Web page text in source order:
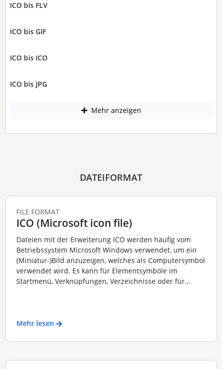
ICO bis FLV
ICO bis GIF
ICO bis ICO
ICO bis JPG
Mehr anzeigen
DATEIFORMAT
FILE FORMAT
ICO (Microsoft icon file)
Dateien mit der Erweiterung ICO werden häufig vom
Betriebssystem Microsoft Windows verwendet, um ein
(Miniatur-)Bild anzuzeigen, welches als Computersymbol
verwendet wird. Es kann für Elementsymbole im
Startmenü, Verknüpfungen, Verzeichnisse oder für...
Mehr lesen